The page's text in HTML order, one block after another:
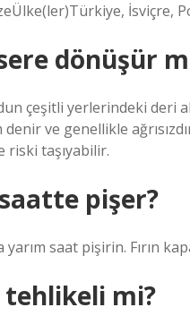
İsviçre,
dönüşür
çeşitli yerlerindeki deri
ve genellikle
riski taşıyabilir.
pişer?
yarım saat pişirin. Fırın
tehlikeli mi?